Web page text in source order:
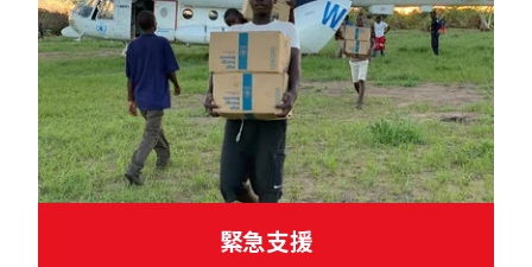
緊急支援